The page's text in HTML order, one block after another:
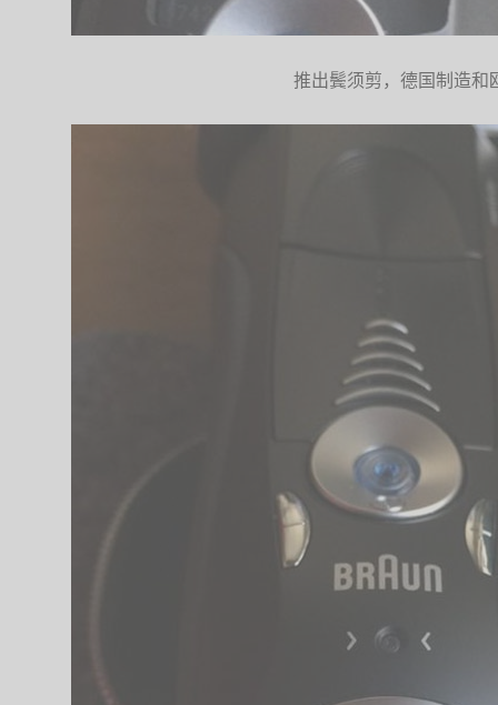
推出鬓须剪，德国制造和